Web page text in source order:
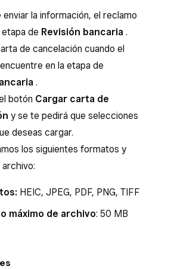
enviar la información, el reclamo
de Revisión bancaria .
de cancelación cuando el
en la etapa de
.
botón Cargar carta de
y se te pedirá que selecciones
deseas cargar.
los siguientes formatos y
HEIC, JPEG, PDF, PNG, TIFF
máximo de archivo: 50 MB